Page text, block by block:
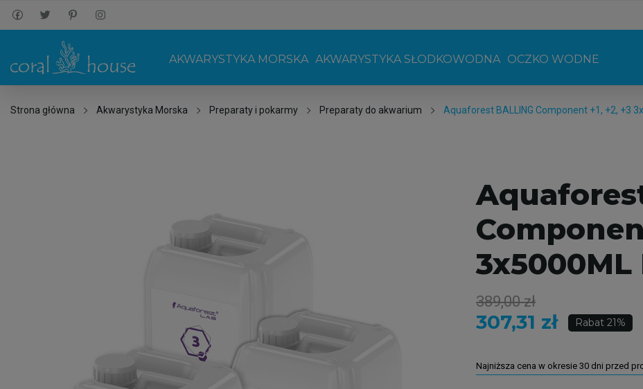
AKWARYSTYKA MORSKA AKWARYSTYKA SŁODKOWODNA OCZKO WODNE
Strona główna Akwarystyka Morska Preparaty i pokarmy Preparaty do akwarium Aquaforest BALLING Component +1, +2, +3
3x5000ML
389,00 zł
307,31 zł Rabat 21%
Najniższa cena w okresie 30 dni przed